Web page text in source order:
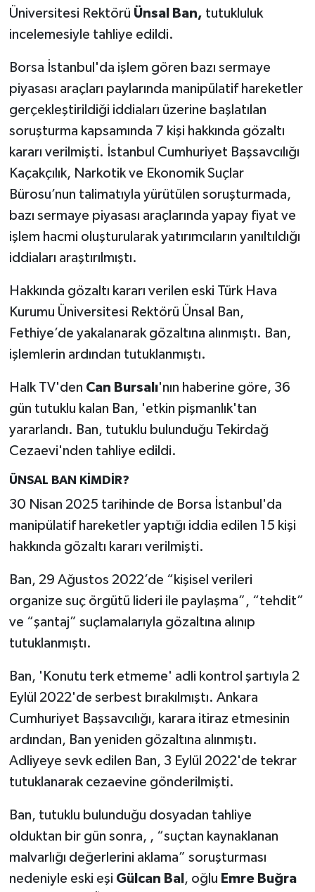
Üniversitesi Rektörü Ünsal Ban, tutukluluk
incelemesiyle tahliye edildi.
Borsa İstanbul'da işlem gören bazı sermaye
piyasası araçları paylarında manipülatif hareketler
gerçekleştirildiği iddiaları üzerine başlatılan
soruşturma kapsamında 7 kişi hakkında gözaltı
kararı verilmişti. İstanbul Cumhuriyet Başsavcılığı
Kaçakçılık, Narkotik ve Ekonomik Suçlar
Bürosu’nun talimatıyla yürütülen soruşturmada,
bazı sermaye piyasası araçlarında yapay fiyat ve
işlem hacmi oluşturularak yatırımcıların yanıltıldığı
iddiaları araştırılmıştı.
Hakkında gözaltı kararı verilen eski Türk Hava
Kurumu Üniversitesi Rektörü Ünsal Ban,
Fethiye’de yakalanarak gözaltına alınmıştı. Ban,
işlemlerin ardından tutuklanmıştı.
Halk TV'den Can Bursalı'nın haberine göre, 36
gün tutuklu kalan Ban, 'etkin pişmanlık'tan
yararlandı. Ban, tutuklu bulunduğu Tekirdağ
Cezaevi'nden tahliye edildi.
ÜNSAL BAN KİMDİR?
30 Nisan 2025 tarihinde de Borsa İstanbul'da
manipülatif hareketler yaptığı iddia edilen 15 kişi
hakkında gözaltı kararı verilmişti.
Ban, 29 Ağustos 2022’de “kişisel verileri
organize suç örgütü lideri ile paylaşma”, “tehdit”
ve “şantaj” suçlamalarıyla gözaltına alınıp
tutuklanmıştı.
Ban, 'Konutu terk etmeme' adli kontrol şartıyla 2
Eylül 2022'de serbest bırakılmıştı. Ankara
Cumhuriyet Başsavcılığı, karara itiraz etmesinin
ardından, Ban yeniden gözaltına alınmıştı.
Adliyeye sevk edilen Ban, 3 Eylül 2022'de tekrar
tutuklanarak cezaevine gönderilmişti.
Ban, tutuklu bulunduğu dosyadan tahliye
olduktan bir gün sonra, , “suçtan kaynaklanan
malvarlığı değerlerini aklama” soruşturması
nedeniyle eski eşi Gülcan Bal , oğlu Emre Buğra